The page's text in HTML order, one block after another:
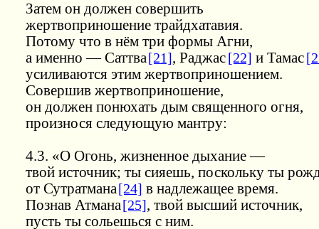
Затем он должен совершить
жертвоприношение трайдхатавия.
Потому что в нём три формы Агни,
а именно — Саттва[21], Раджас[22] и Тамас
усиливаются этим жертвоприношением.
Совершив жертвоприношение,
он должен понюхать дым священного огня,
произнося следующую мантру:
4.3. «О Огонь, жизненное дыхание —
твой источник; ты сияешь, поскольку ты
от Сутратмана[24] в надлежащее время.
Познав Атмана[25], твой высший источник,
пусть ты сольешься с ним.